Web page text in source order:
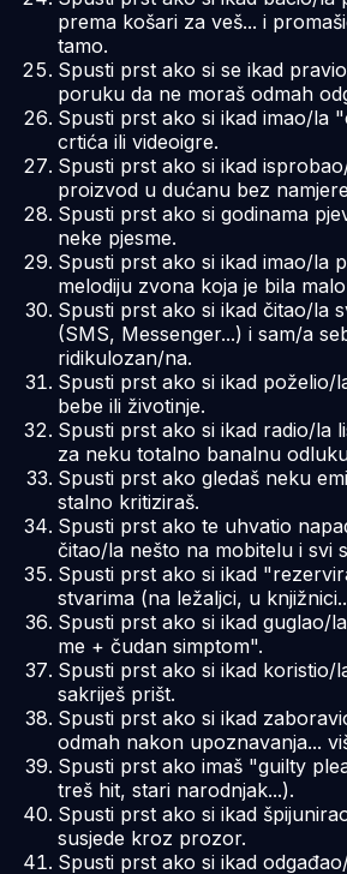
prema košari za veš... i
tamo.
Spusti prst ako si se ikad
poruku da ne moraš odmah
Spusti prst ako si ikad imao/la
crtića ili videoigre.
Spusti prst ako si ikad
proizvod u dućanu bez
Spusti prst ako si godinama
neke pjesme.
Spusti prst ako si ikad imao/la
melodiju zvona koja je bila
Spusti prst ako si ikad čitao/la
(SMS, Messenger...) i sam/a
ridikulozan/na.
Spusti prst ako si ikad poželio/
bebe ili životinje.
Spusti prst ako si ikad radio/la
za neku totalno banalnu
Spusti prst ako gledaš neku
stalno kritiziraš.
Spusti prst ako te uhvatio
čitao/la nešto na mobitelu i svi
Spusti prst ako si ikad
stvarima (na ležaljci, u
Spusti prst ako si ikad guglao/
me + čudan simptom".
Spusti prst ako si ikad koristio/
sakriješ prišt.
Spusti prst ako si ikad
odmah nakon upoznavanja...
Spusti prst ako imaš "guilty
treš hit, stari narodnjak...).
Spusti prst ako si ikad
susjede kroz prozor.
Spusti prst ako si ikad